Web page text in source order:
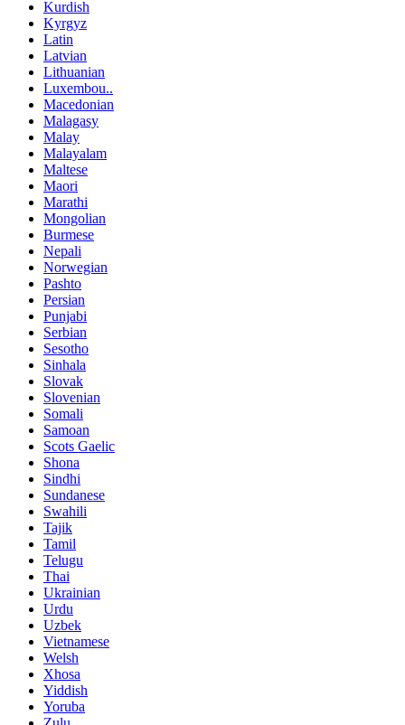
Kurdish
Kyrgyz
Latin
Latvian
Lithuanian
Luxembou..
Macedonian
Malagasy
Malay
Malayalam
Maltese
Maori
Marathi
Mongolian
Burmese
Nepali
Norwegian
Pashto
Persian
Punjabi
Serbian
Sesotho
Sinhala
Slovak
Slovenian
Somali
Samoan
Scots Gaelic
Shona
Sindhi
Sundanese
Swahili
Tajik
Tamil
Telugu
Thai
Ukrainian
Urdu
Uzbek
Vietnamese
Welsh
Xhosa
Yiddish
Yoruba